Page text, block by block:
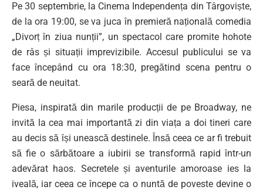
Pe 30 septembrie, la Cinema Independența din Târgoviște,
de la ora 19:00, se va juca în premieră națională comedia
„Divorț în ziua nunții”, un spectacol care promite hohote
de râs și situații imprevizibile. Accesul publicului se va
face începând cu ora 18:30, pregătind scena pentru o
seară de neuitat.
Piesa, inspirată din marile producții de pe Broadway, ne
invită la cea mai importantă zi din viața a doi tineri care
au decis să își unească destinele. Însă ceea ce ar fi trebuit
să fie o sărbătoare a iubirii se transformă rapid într-un
adevărat haos. Secretele și aventurile amoroase ies la
iveală, iar ceea ce începe ca o nuntă de poveste devine o